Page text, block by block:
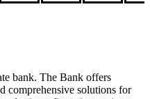
bank. The Bank offers
comprehensive solutions for